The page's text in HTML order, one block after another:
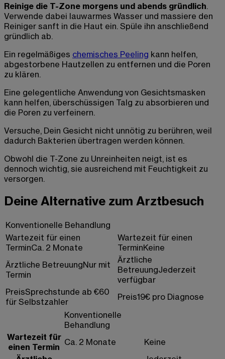
Reinige die T-Zone morgens und abends gründlich.
Verwende dabei lauwarmes Wasser und massiere den
Reiniger sanft in die Haut ein. Spüle ihn anschließend
gründlich ab.
Ein regelmäßiges chemisches Peeling kann helfen,
abgestorbene Hautzellen zu entfernen und die Poren
zu klären.
Eine gelegentliche Anwendung von Gesichtsmasken
kann helfen, überschüssigen Talg zu absorbieren und
die Poren zu verfeinern.
Versuche, Dein Gesicht nicht unnötig zu berühren, weil
dadurch Bakterien übertragen werden können.
Obwohl die T-Zone zu Unreinheiten neigt, ist es
dennoch wichtig, sie ausreichend mit Feuchtigkeit zu
versorgen.
Deine Alternative zum Arztbesuch
Konventionelle Behandlung
Wartezeit für einen
TerminCa. 2 Monate
Wartezeit für einen
TerminKeine
Ärztliche BetreuungNur mit
Termin
Ärztliche
BetreuungJederzeit
verfügbar
PreisSprechstunde ab €60
für Selbstzahler
Preis19€ pro Diagnose
Konventionelle
Behandlung
Wartezeit für
einen Termin Ca. 2 Monate
Keine